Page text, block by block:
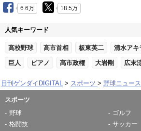
6.6万 18.5万
人気キーワード
高校野球 高市首相 板東英二 清水アキ
巨人 ピアノ 高市政権 大岩剛 広末
日刊ゲンダイDIGITAL スポーツ 野球ニュース
スポーツ
野球
ゴルフ
格闘技
サッカー